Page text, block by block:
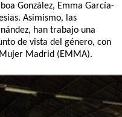
González, Emma García-
Asimismo, las
han trabajo una
de vista del género, con
Madrid (EMMA).